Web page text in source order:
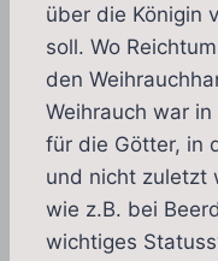
über die Königin
soll. Wo
den
Weihrauch war
für die Götter, in
und nicht zuletzt
wie z.B. bei
wichtiges